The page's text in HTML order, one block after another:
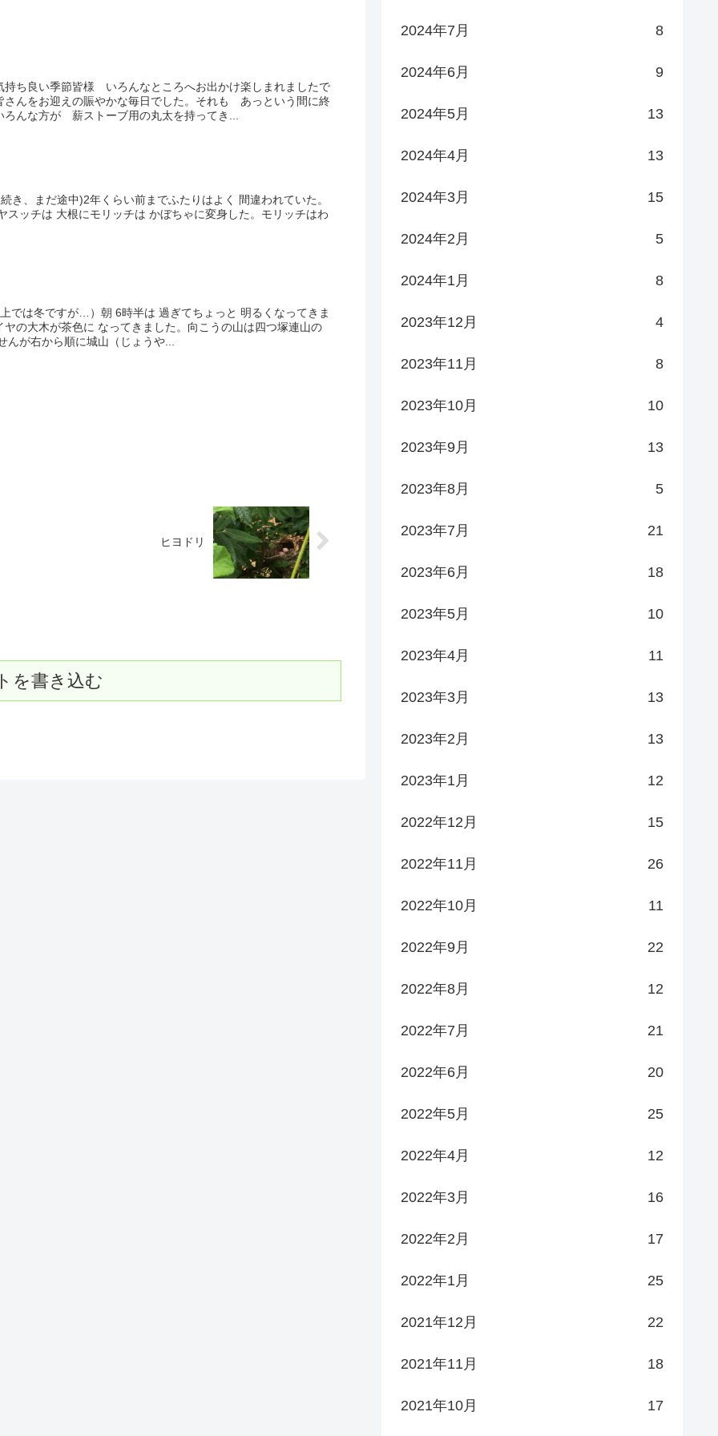
持ち良い季節皆様 いろんなところへお出かけ楽しまれましたで
さんをお迎えの賑やかな毎日でした。それも あっという間に終
んな方が 薪ストーブ用の丸太を持ってき...
き、まだ途中)2年くらい前までふたりはよく 間違われていた。
スッチは 大根にモリッチは かぼちゃに変身した。モリッチはわ
では冬ですが…）朝 6時半は 過ぎてちょっと 明るくなってきま
ヤの大木が茶色に なってきました。向こうの山は四つ塚連山の
が右から順に城山（じょうや...
ヒヨドリ
を書き込む
2024年7月 8
2024年6月 9
2024年5月 13
2024年4月 13
2024年3月 15
2024年2月 5
2024年1月 8
2023年12月 4
2023年11月 8
2023年10月 10
2023年9月 13
2023年8月 5
2023年7月 21
2023年6月 18
2023年5月 10
2023年4月 11
2023年3月 13
2023年2月 13
2023年1月 12
2022年12月 15
2022年11月 26
2022年10月 11
2022年9月 22
2022年8月 12
2022年7月 21
2022年6月 20
2022年5月 25
2022年4月 12
2022年3月 16
2022年2月 17
2022年1月 25
2021年12月 22
2021年11月 18
2021年10月 17